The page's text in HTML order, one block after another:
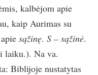
kalbėjom apie
kaip Aurimas su
apiesąžinę.S – sąžinė.
laiku.). Na va.
Biblijoje nustatytas